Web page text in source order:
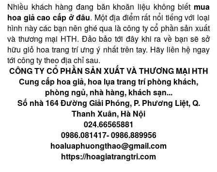
Nhiều khách hàng đang băn khoăn liệu không biết mua
hoa giả cao cấp ở đâu. Một địa điểm rất nổi tiếng với loại
hình này các bạn nên ghé qua là công ty cổ phần sản xuất
và thương mại HTH. Đảo bảo tới đây khi ra về bạn sẽ sở
hữu giỏ hoa trang trí ưng ý nhất trên tay. Hãy liên hệ ngay
tới công ty theo địa chỉ sau.
CÔNG TY CỔ PHẦN SẢN XUẤT VÀ THƯƠNG MẠI HTH
Cung cấp hoa giả, hoa lụa trang trí phòng khách,
phòng ngủ, nhà hàng, khách sạn...
Số nhà 164 Đường Giải Phóng, P. Phương Liệt, Q.
Thanh Xuân, Hà Nội
024.66565881
0986.081417- 0986.889956
hoaluaphuongthao@gmail.com
https://hoagiatrangtri.com